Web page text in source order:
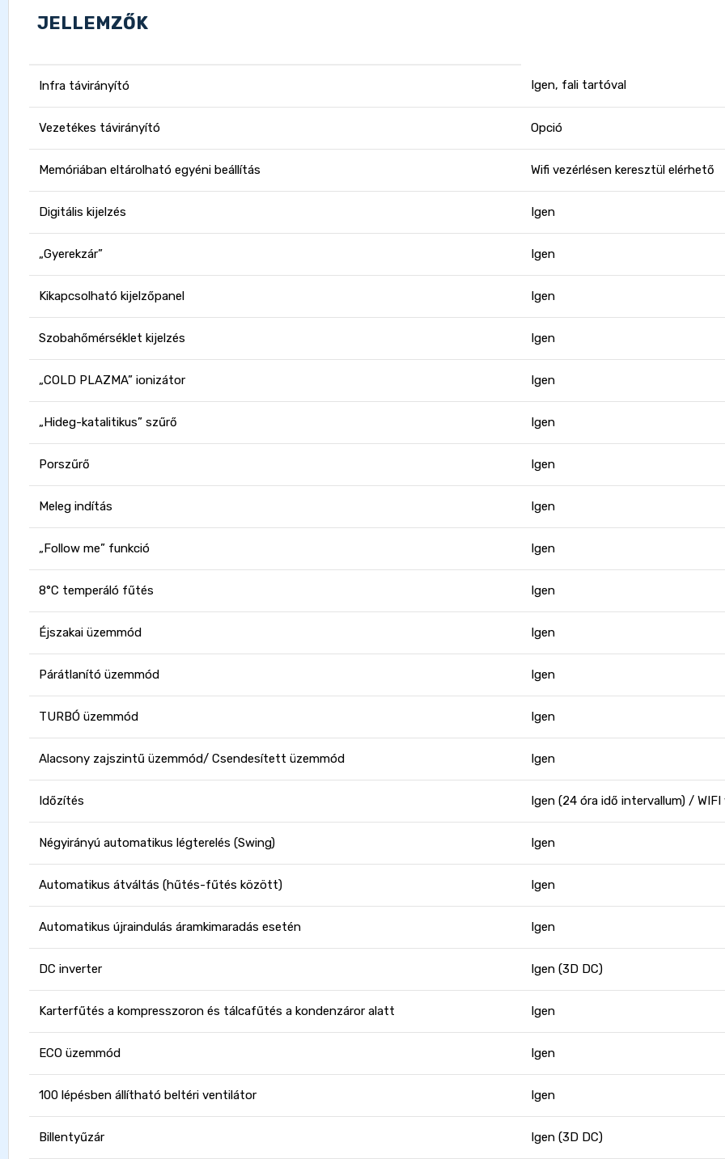
JELLEMZŐK
Infra távirányító Igen, fali tartóval
Vezetékes távirányító Opció
Memóriában eltárolható egyéni beállítás Wifi vezérlésen keresztül elérhető
Digitális kijelzés Igen
„Gyerekzár” Igen
Kikapcsolható kijelzőpanel Igen
Szobahőmérséklet kijelzés Igen
„COLD PLAZMA” ionizátor Igen
„Hideg-katalitikus” szűrő Igen
Porszűrő Igen
Meleg indítás Igen
„Follow me” funkció Igen
8°C temperáló fűtés Igen
Éjszakai üzemmód Igen
Párátlanító üzemmód Igen
TURBÓ üzemmód Igen
Alacsony zajszintű üzemmód/ Csendesített üzemmód Igen
Időzítés Igen (24 óra idő intervallum) /
Négyirányú automatikus légterelés (Swing) Igen
Automatikus átváltás (hűtés-fűtés között) Igen
Automatikus újraindulás áramkimaradás esetén Igen
DC inverter Igen (3D DC)
Karterfűtés a kompresszoron és tálcafűtés a kondenzáror alatt Igen
ECO üzemmód Igen
100 lépésben állítható beltéri ventilátor Igen
Billentyűzár Igen (3D DC)